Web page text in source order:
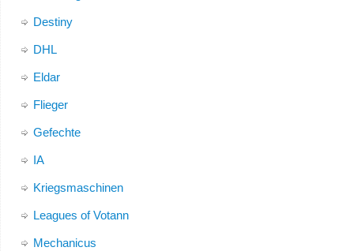
Destiny
DHL
Eldar
Flieger
Gefechte
IA
Kriegsmaschinen
Leagues of Votann
Mechanicus